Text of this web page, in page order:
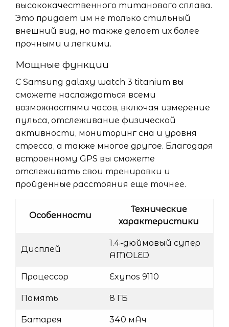
высококачественного титанового сплава.
Это придает им не только стильный
внешний вид, но также делает их более
прочными и легкими.
Мощные функции
С Samsung galaxy watch 3 titanium вы
сможете наслаждаться всеми
возможностями часов, включая измерение
пульса, отслеживание физической
активности, мониторинг сна и уровня
стресса, а также многое другое. Благодаря
встроенному GPS вы сможете
отслеживать свои тренировки и
пройденные расстояния еще точнее.
Особенности
Технические
характеристики
Дисплей
1.4-дюймовый супер
AMOLED
Процессор Exynos 9110
Память 8 ГБ
Батарея 340 мАч